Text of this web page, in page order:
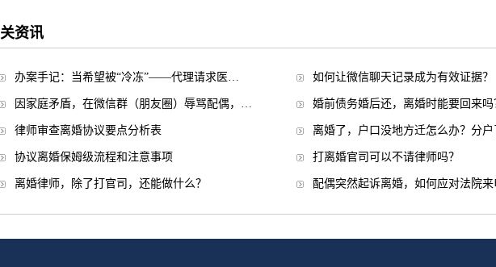
资讯
办案手记：当希望被“冷冻”——代理请求医… 如何让微信聊天记录成为有效证据？
因家庭矛盾，在微信群（朋友圈）辱骂配偶，… 婚前债务婚后还，离婚时能要回来吗
律师审查离婚协议要点分析表 离婚了，户口没地方迁怎么办？分户
协议离婚保姆级流程和注意事项 打离婚官司可以不请律师吗？
离婚律师，除了打官司，还能做什么？ 配偶突然起诉离婚，如何应对法院来